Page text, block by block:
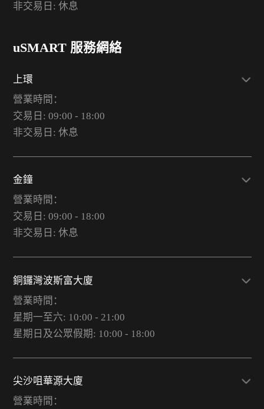
非交易日: 休息
uSMART 服務網絡
上環
營業時間：
交易日: 09:00 - 18:00
非交易日: 休息
金鐘
營業時間：
交易日: 09:00 - 18:00
非交易日: 休息
銅鑼灣波斯富大廈
營業時間：
星期一至六: 10:00 - 21:00
星期日及公眾假期: 10:00 - 18:00
尖沙咀華源大廈
營業時間：